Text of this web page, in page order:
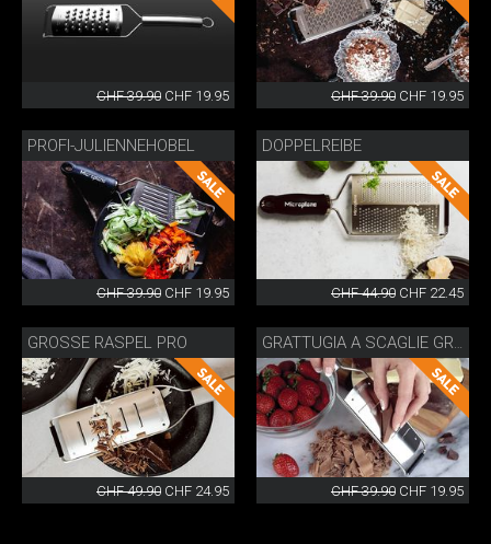
CHF 39.90 CHF 19.95 CHF 39.90 CHF 19.95
PROFI-JULIENNEHOBEL
CHF 39.90 CHF 19.95
DOPPELREIBE
CHF 44.90 CHF 22.45
GROSSE RASPEL PRO
CHF 49.90 CHF 24.95
GRATTUGIA A SCAGLIE GRANDI
CHF 39.90 CHF 19.95